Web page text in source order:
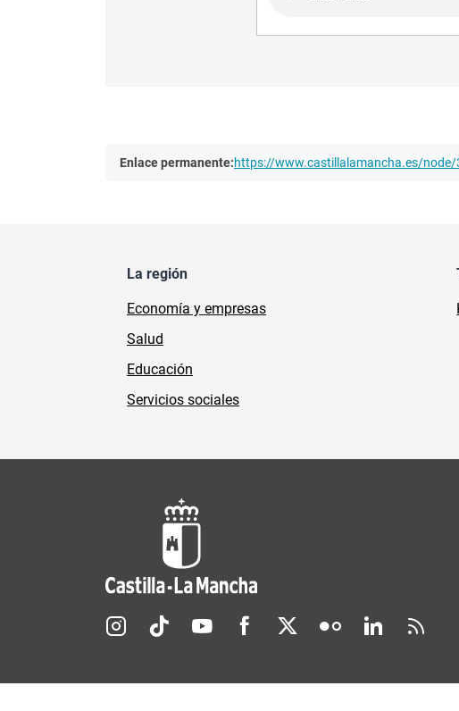
Enlace permanente:https://www.castillalamancha.es/node/
La región
Economía y empresas
Salud
Educación
Servicios sociales
Redes sociales JCCM